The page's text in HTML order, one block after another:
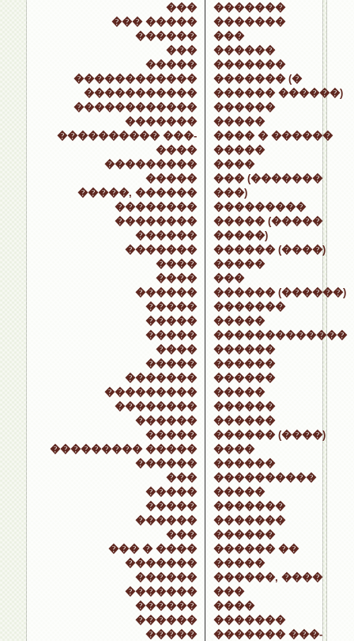
���
��� �����
������
���
�����
������������
�����������
������������
�������
���������� ���-
����
���������
�����
�����, ������
��������
��������
������
�������
����
����
������
�����
�����
�����
����
�����
�������
���������
��������
������
�����
��������� �����
������
���
�����
�����
������
���
��� � ����
�������
������
�������
������
������
�����
�������
�������
���
������
�������
������� (�
������ ������)
������
�����
���� � ������
�����
����
��� (�������
���)
���������
����� (�����
�����)
������ (����)
�����
���
������ (������)
�������
�����
�������������
������
������
������
�����
������
������
������ (����)
����
������
����������
�����
�������
�������
������
������ ��
�����
������, ����
���
����
�������
������� ���-